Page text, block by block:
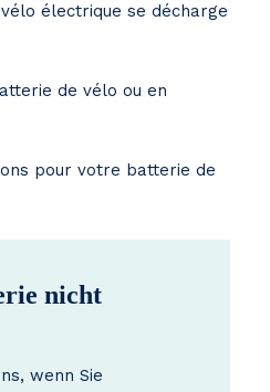
électrique se décharge
de vélo ou en
pour votre batterie de
nicht
wenn Sie